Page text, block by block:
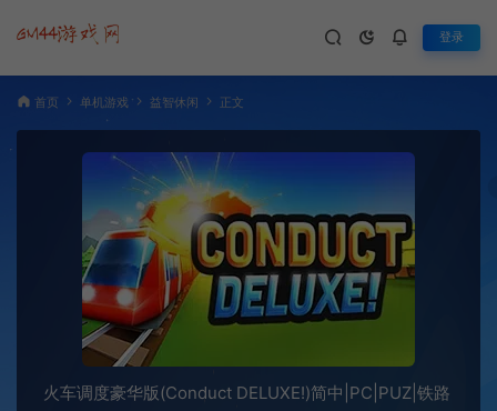
登录
首页 单机游戏 益智休闲 正文
火车调度豪华版(Conduct DELUXE!)简中|PC|PUZ|铁路